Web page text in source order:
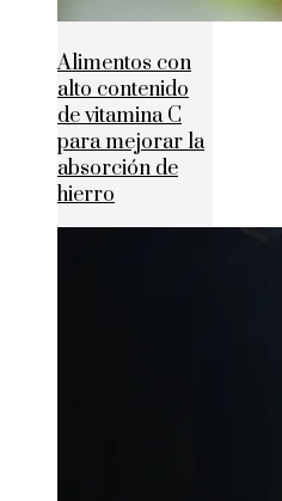
Alimentos con
alto contenido
de vitamina C
para mejorar la
absorción de
hierro